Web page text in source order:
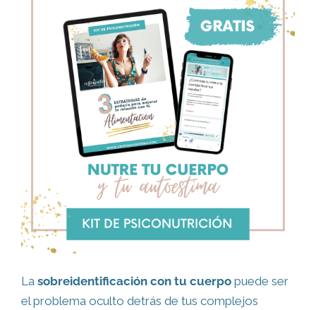
La sobreidentificación con tu cuerpo puede ser
el problema oculto detrás de tus complejos